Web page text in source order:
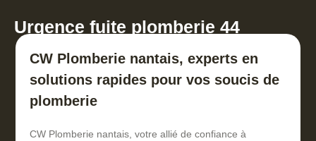
Urgence fuite plomberie 44
CW Plomberie nantais, experts en
solutions rapides pour vos soucis de
plomberie
CW Plomberie nantais, votre allié de confiance à